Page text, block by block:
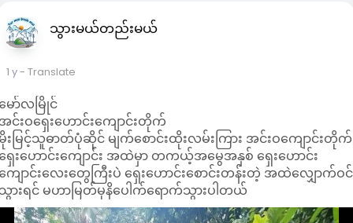
သွားမယ်တည်းမယ်
1 y- Translate
ော်လမြိုင်
င်းဝ​ရှေး​ဟောင်း​ကျောင်းတိုက်
းမြင့်သူဓာတ်ပုံဆိုင် မျက်စောင်းထိုးလမ်းကြား အင်းဝကျောင်းတိုက်
ေးဟောင်းကျောင်း အထဲမှာ တကယ့်အမွေအနှစ် ရှေးဟောင်း
ျောင်းလေးတွေကြီးပဲ ရှေးဟောင်းစောင်းတန်းတဲ့ အထဲလျှောက်ဝင်
ားရင် မဟာမြတ်မုနိပေါက်ရောက်သွားပါတယ်